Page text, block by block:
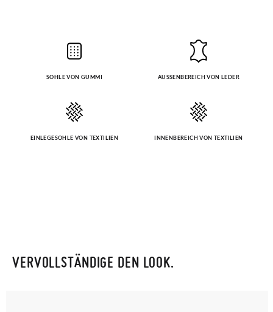
SOHLE VON GUMMI AUSSENBEREICH VON LEDER
EINLEGESOHLE VON TEXTILIEN INNENBEREICH VON TEXTILIEN
VERVOLLSTÄNDIGE DEN LOOK.